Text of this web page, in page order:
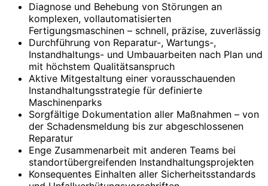
Diagnose und Behebung von Störungen an
komplexen, vollautomatisierten
Fertigungsmaschinen – schnell, präzise, zuverlässig
Durchführung von Reparatur-, Wartungs-,
Instandhaltungs- und Umbauarbeiten nach Plan und
mit höchstem Qualitätsanspruch
Aktive Mitgestaltung einer vorausschauenden
Instandhaltungsstrategie für definierte
Maschinenparks
Sorgfältige Dokumentation aller Maßnahmen – von
der Schadensmeldung bis zur abgeschlossenen
Reparatur
Enge Zusammenarbeit mit anderen Teams bei
standortübergreifenden Instandhaltungsprojekten
Konsequentes Einhalten aller Sicherheitsstandards